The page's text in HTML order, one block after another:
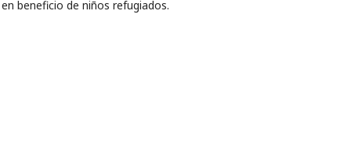
beneficio de niños refugiados.